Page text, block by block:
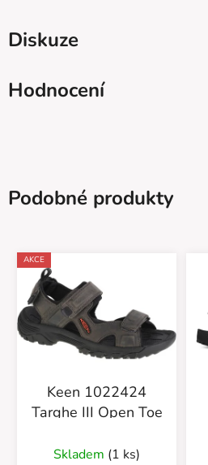
Diskuze
Hodnocení
Podobné produkty
AKCE
Keen 1022424
Targhe III Open Toe
Skladem (1 ks)